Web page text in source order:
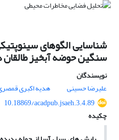
شناسایی الگوهای
سنگین حوضه آبخیز طالقان
نویسندگان
علیرضا حسینی
هدیه اکبری
10.18869/acadpub.jsaeh.3.4.89
چکیده